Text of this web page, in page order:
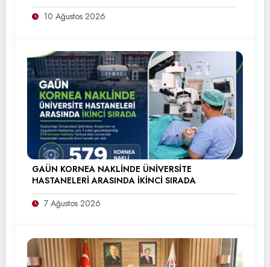
10 Ağustos 2026
GAÜN KORNEA NAKLİNDE ÜNİVERSİTE
HASTANELERİ ARASINDA İKİNCİ SIRADA
7 Ağustos 2026